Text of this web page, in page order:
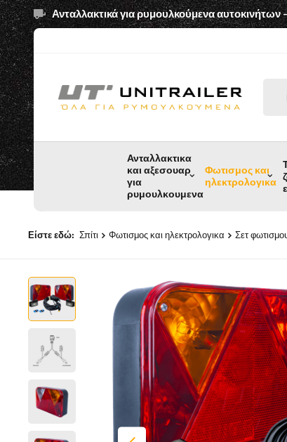
Ανταλλακτικά για ρυμουλκούμενα αυτοκινήτων
Ανταλλακτικα
και αξεσουαρ
για
ρυμουλκουμενα
Φωτισμος και
ηλεκτρολογικα
Είστε εδώ: Σπίτι Φωτισμος και ηλεκτρολογικα Σετ